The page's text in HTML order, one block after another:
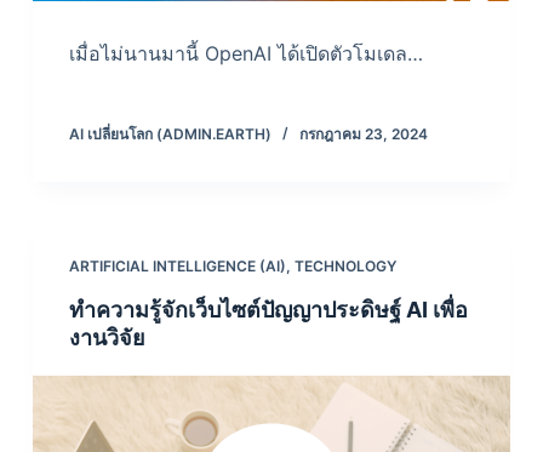
เมื่อไม่นานมานี้ OpenAI ได้เปิดตัวโมเดล…
AI เปลี่ยนโลก (ADMIN.EARTH) กรกฎาคม 23, 2024
ARTIFICIAL INTELLIGENCE (AI), TECHNOLOGY
ทำความรู้จักเว็บไซต์ปัญญาประดิษฐ์ AI เพื่อ
งานวิจัย